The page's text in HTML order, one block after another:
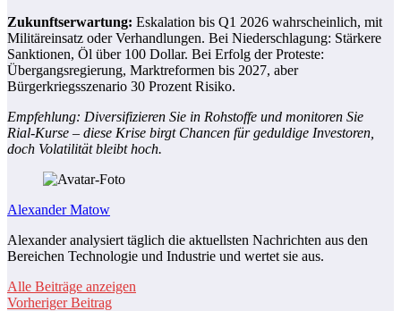
Zukunftserwartung: Eskalation bis Q1 2026 wahrscheinlich, mit
Militäreinsatz oder Verhandlungen. Bei Niederschlagung: Stärkere
Sanktionen, Öl über 100 Dollar. Bei Erfolg der Proteste:
Übergangsregierung, Marktreformen bis 2027, aber
Bürgerkriegsszenario 30 Prozent Risiko.
Empfehlung: Diversifizieren Sie in Rohstoffe und monitoren Sie
Rial-Kurse – diese Krise birgt Chancen für geduldige Investoren,
doch Volatilität bleibt hoch.
Alexander Matow
Alexander analysiert täglich die aktuellsten Nachrichten aus den
Bereichen Technologie und Industrie und wertet sie aus.
Alle Beiträge anzeigen
Vorheriger Beitrag